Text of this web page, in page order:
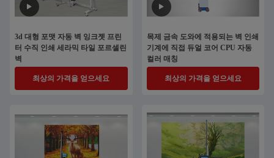
3d 대형 포맷 자동 벽 잉크젯 프린
터 수직 인쇄 세라믹 타일 포르셀린
벽
최상의 가격을 얻으세요
목제 금속 도와에 적용되는 벽 인쇄
기계에 직접 듀얼 코어 CPU 자동
컬러 매칭
최상의 가격을 얻으세요